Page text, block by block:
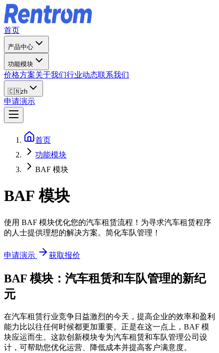
首页
产品中心
功能模块
价格方案关于我们行业动态联系我们
🇨🇳zh
申请演示
首页
功能模块
BAF 模块
BAF 模块
使用 BAF 模块优化您的汽车租赁流程！为寻求汽车租赁程序
的人士提供理想的解决方案。简化车队管理！
申请演示 获取报价
BAF 模块：汽车租赁和车队管理的新纪
元
在汽车租赁行业竞争日益激烈的今天，提高企业的效率和盈利
能力比以往任何时候都更加重要。正是在这一点上，BAF 模
块应运而生。这款创新模块专为汽车租赁和车队管理公司设
计，可帮助您优化运营、降低成本并提高客户满意度。